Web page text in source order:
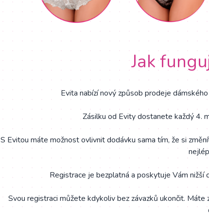
Jak
Evita nabízí nový způsob prodeje
Zásilku od Evity dostanete každý 4.
S Evitou máte možnost ovlivnit dodávku sama tím, že si
Registrace je bezplatná a poskytuje Vám nižší
Svou registraci můžete kdykoliv bez závazků ukončit.